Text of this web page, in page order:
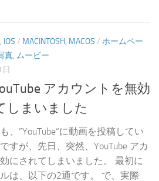
IOS / MACINTOSH, MACOS / ホームペー
真, ムービー
アカウントを無効
しまいました
、”YouTube“に動画を投稿してい
すが、先日、突然、YouTube アカ
にされてしまいました。 最初に
は、以下の2通です。 で、実際